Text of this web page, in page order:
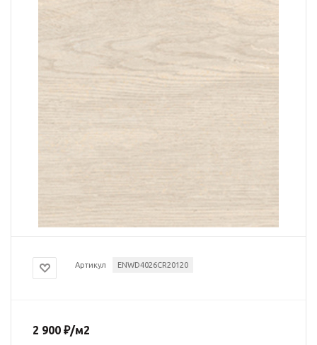
Артикул ENWD4026CR20120
2 900 ₽/м2